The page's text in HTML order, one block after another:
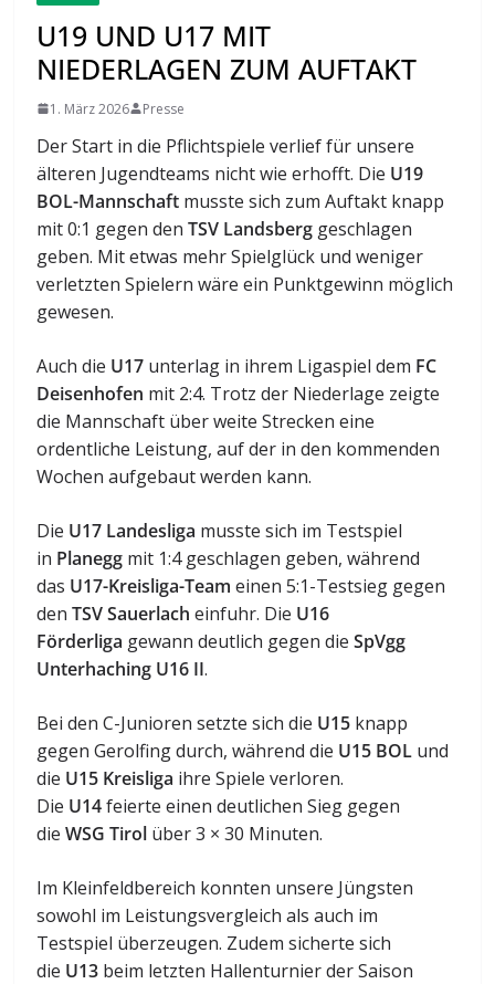
U19 UND U17 MIT
NIEDERLAGEN ZUM AUFTAKT
1. März 2026 Presse
Der Start in die Pflichtspiele verlief für unsere
älteren Jugendteams nicht wie erhofft. Die U19
BOL-Mannschaft musste sich zum Auftakt knapp
mit 0:1 gegen denTSV Landsberg geschlagen
geben. Mit etwas mehr Spielglück und weniger
verletzten Spielern wäre ein Punktgewinn möglich
gewesen.
Auch die U17 unterlag in ihrem Ligaspiel dem FC
Deisenhofen mit 2:4. Trotz der Niederlage zeigte
die Mannschaft über weite Strecken eine
ordentliche Leistung, auf der in den kommenden
Wochen aufgebaut werden kann.
Die U17 Landesliga musste sich im Testspiel
in Planegg mit 1:4 geschlagen geben, während
das U17-Kreisliga-Team einen 5:1-Testsieg gegen
denTSV Sauerlach einfuhr. Die U16
Förderliga gewann deutlich gegen dieSpVgg
Unterhaching U16 II.
Bei den C-Junioren setzte sich die U15 knapp
gegen Gerolfing durch, während die U15 BOL und
die U15 Kreisliga ihre Spiele verloren.
Die U14feierte einen deutlichen Sieg gegen
dieWSG Tirol über 3 × 30 Minuten.
Im Kleinfeldbereich konnten unsere Jüngsten
sowohl im Leistungsvergleich als auch im
Testspiel überzeugen. Zudem sicherte sich
die U13 beim letzten Hallenturnier der Saison